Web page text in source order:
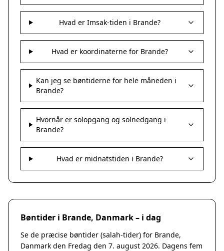
Hvad er Imsak-tiden i Brande?
Hvad er koordinaterne for Brande?
Kan jeg se bøntiderne for hele måneden i
Brande?
Hvornår er solopgang og solnedgang i
Brande?
Hvad er midnatstiden i Brande?
Bøntider i Brande, Danmark – i dag
Se de præcise bøntider (salah-tider) for Brande,
Danmark den Fredag den 7. august 2026. Dagens fem